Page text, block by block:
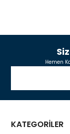
Hemen
KATEGORİLER